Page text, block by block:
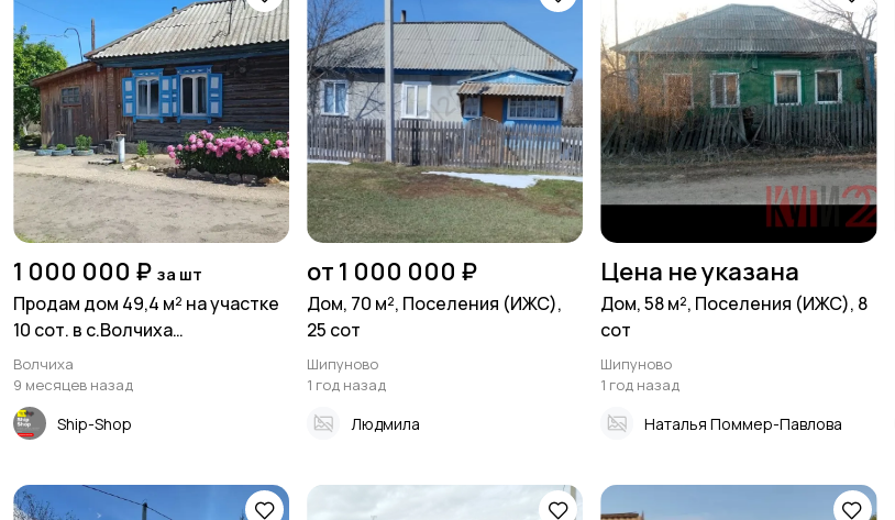
1 000 000 ₽ за шт
Продам дом 49,4 м² на участке
10 сот. в с.Bолчиха
ул.Подбoрнaя
Волчиха
9 месяцев назад
Ship-Shop
от 1 000 000 ₽
Дом, 70 м², Поселения (ИЖС),
25 сот
Шипуново
1 год назад
Людмила
Цена не указана
Дом, 58 м², Поселения (ИЖС), 8
сот
Шипуново
1 год назад
Наталья Поммер-Павлова